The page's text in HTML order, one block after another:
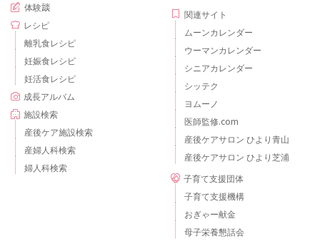
体験談
レシピ
離乳食レシピ
妊娠食レシピ
妊活食レシピ
成長アルバム
施設検索
産後ケア施設検索
産婦人科検索
婦人科検索
関連サイト
ムーンカレンダー
ウーマンカレンダー
シニアカレンダー
シッテク
ヨムーノ
医師監修.com
産後ケアサロン ひより青山
産後ケアサロン ひより芝浦
子育て支援団体
子育て支援機構
おぎゃー献金
母子栄養懇話会